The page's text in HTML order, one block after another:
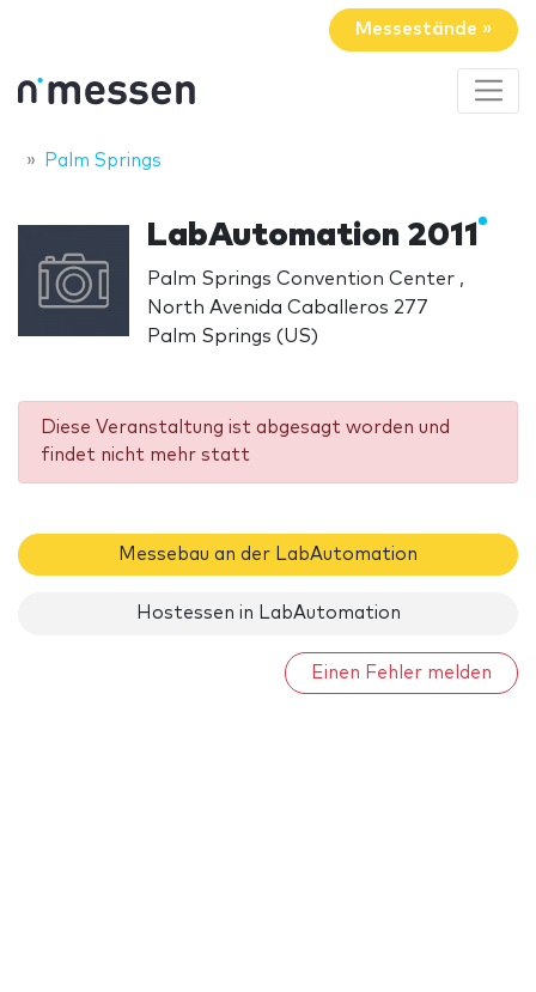
Messestände »
Palm Springs
LabAutomation 2011
Palm Springs Convention Center ,
North Avenida Caballeros 277
Palm Springs (US)
Diese Veranstaltung ist abgesagt worden und
findet nicht mehr statt
Messebau an der LabAutomation
Hostessen in LabAutomation
Einen Fehler melden